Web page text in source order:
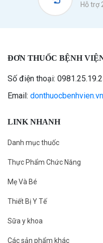
Hỗ trợ
ĐƠN THUỐC BỆNH
Số điện thoại:
Email: donthuocbenhvien.vn
LINK NHANH
Danh mục thuốc
Thực Phẩm Chức Năng
Mẹ Và Bé
Thiết Bị Y Tế
Sữa y khoa
Các sản phẩm khác